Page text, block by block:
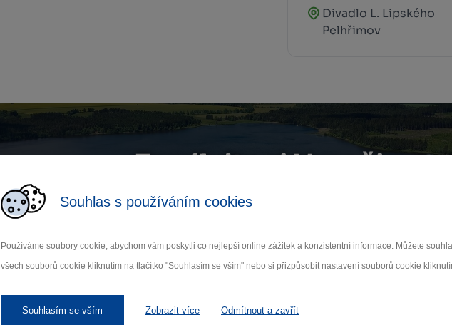
Souhlas s používáním cookies
Používáme soubory cookie, abychom vám poskytli co nejlepší online zážitek a konzistentní informace. Můžete
všech souborů cookie kliknutím na tlačítko "Souhlasím se vším" nebo si přizpůsobit nastavení souborů cookie
Souhlasím se vším Zobrazit více Odmítnout a zavřít
Divadlo L. Lipského
Pelhřimov
Zamilujte si Vysočinu
Přihlaste se k odběru našeho newsletteru o novinkách.